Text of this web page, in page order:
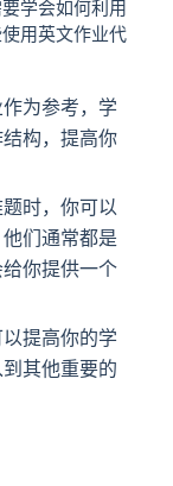
学会如何利用
用英文作业代
为参考，学
构，提高你
时，你可以
们通常都是
你提供一个
提高你的学
其他重要的